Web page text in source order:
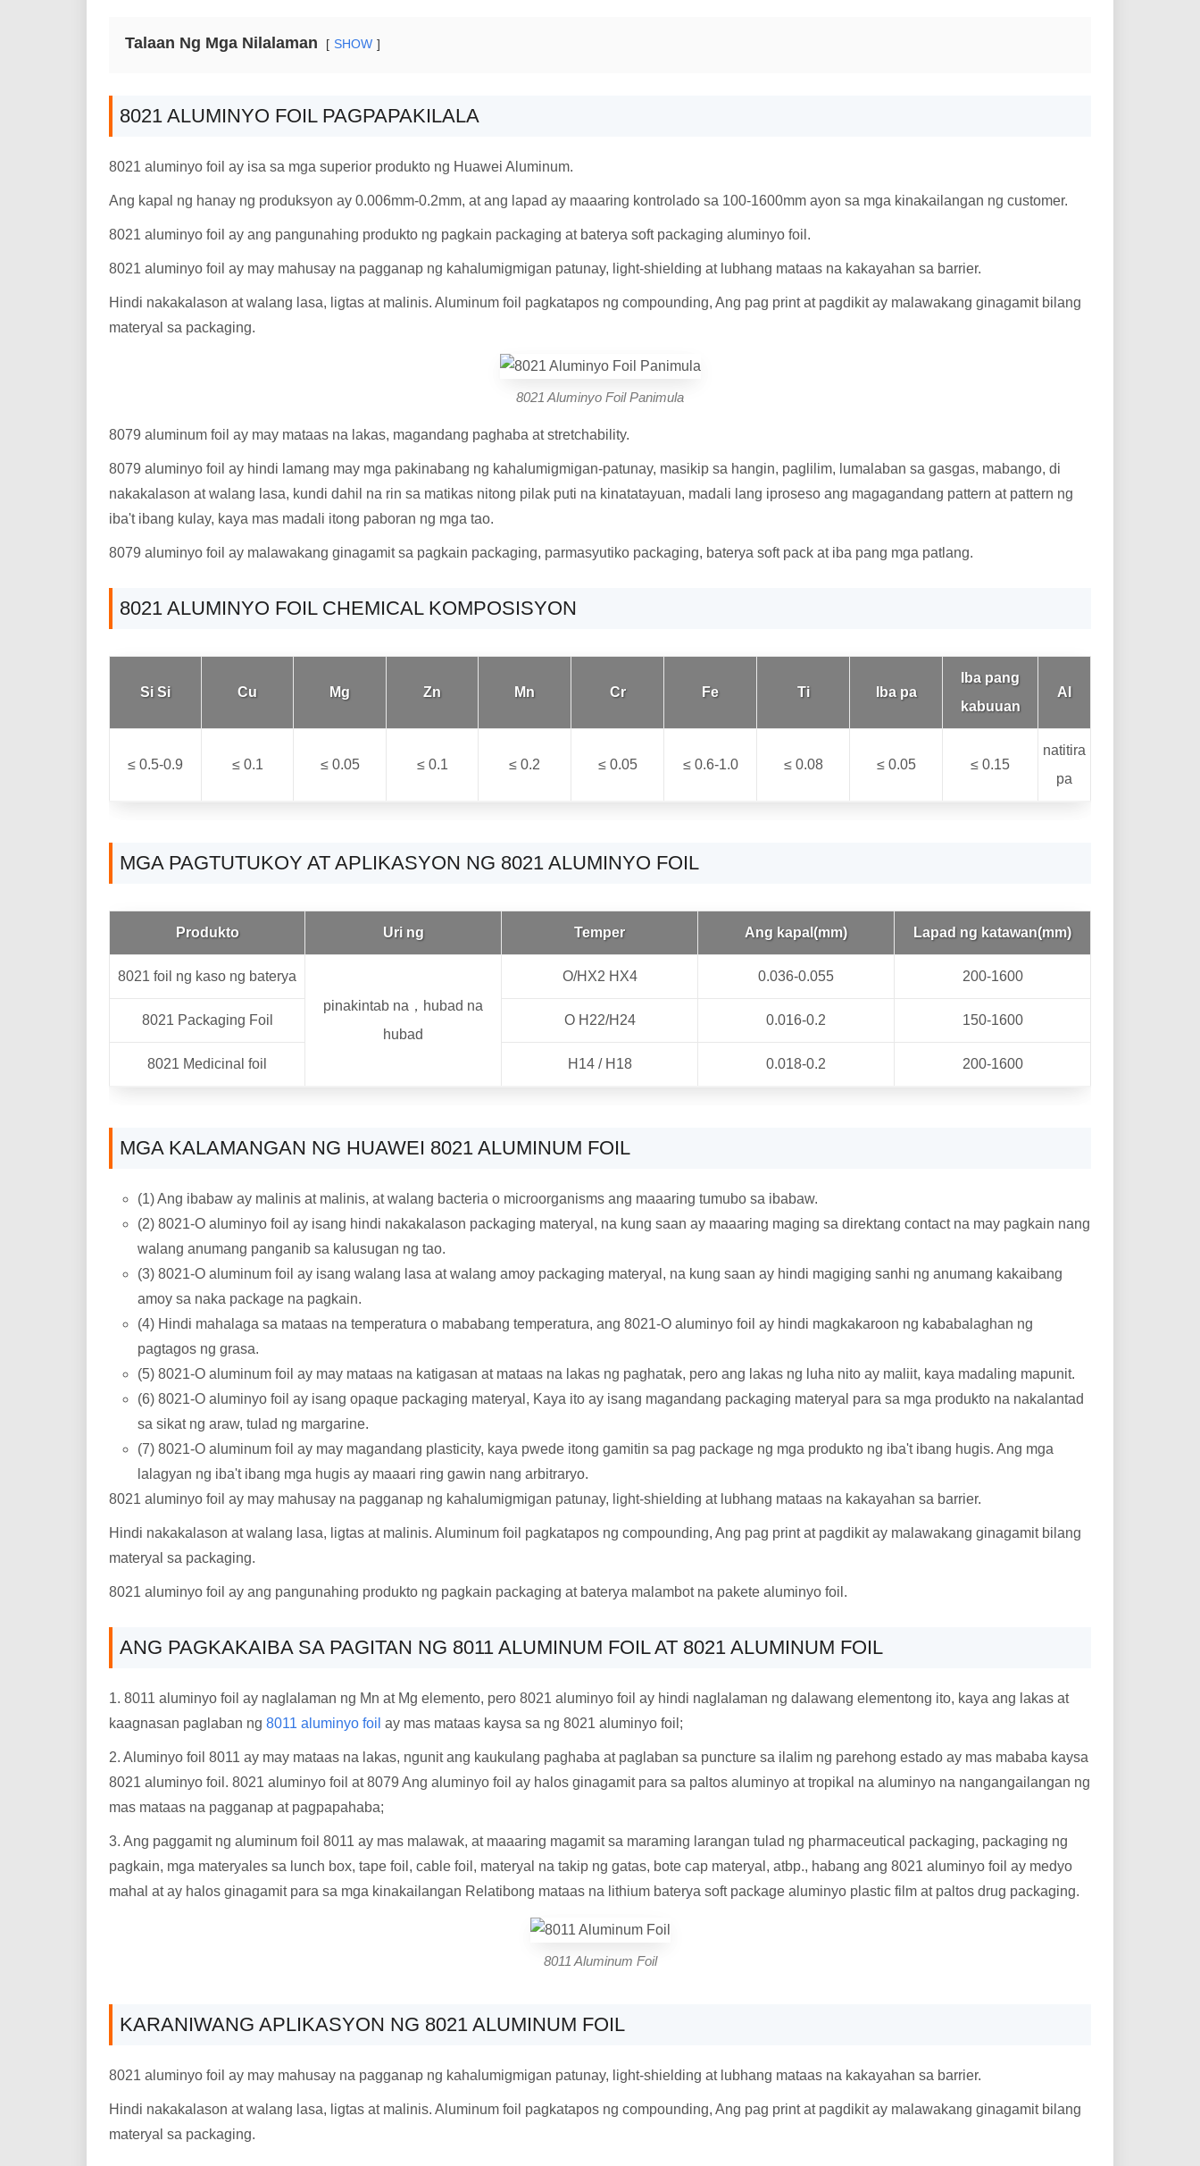
Talaan Ng Mga Nilalaman SHOW
8021 ALUMINYO FOIL PAGPAPAKILALA
8021 aluminyo foil ay isa sa mga superior produkto ng Huawei Aluminum.
Ang kapal ng hanay ng produksyon ay 0.006mm-0.2mm, at ang lapad ay maaaring kontrolado sa 100-1600mm ayon sa mga kinakailangan ng customer.
8021 aluminyo foil ay ang pangunahing produkto ng pagkain packaging at baterya soft packaging aluminyo foil.
8021 aluminyo foil ay may mahusay na pagganap ng kahalumigmigan patunay, light-shielding at lubhang mataas na kakayahan sa barrier.
Hindi nakakalason at walang lasa, ligtas at malinis. Aluminum foil pagkatapos ng compounding, Ang pag print at pagdikit ay malawakang ginagamit bilang
materyal sa packaging.
8021 Aluminyo Foil Panimula
8079 aluminum foil ay may mataas na lakas, magandang paghaba at stretchability.
8079 aluminyo foil ay hindi lamang may mga pakinabang ng kahalumigmigan-patunay, masikip sa hangin, paglilim, lumalaban sa gasgas, mabango, di
nakakalason at walang lasa, kundi dahil na rin sa matikas nitong pilak puti na kinatatayuan, madali lang iproseso ang magagandang pattern at pattern ng
iba't ibang kulay, kaya mas madali itong paboran ng mga tao.
8079 aluminyo foil ay malawakang ginagamit sa pagkain packaging, parmasyutiko packaging, baterya soft pack at iba pang mga patlang.
8021 ALUMINYO FOIL CHEMICAL KOMPOSISYON
Si Si Cu Mg Zn Mn Cr Fe Ti Iba pa
Iba pang
kabuuan
Al
≤ 0.5-0.9 ≤ 0.1 ≤ 0.05 ≤ 0.1 ≤ 0.2 ≤ 0.05 ≤ 0.6-1.0 ≤ 0.08 ≤ 0.05 ≤ 0.15
natitira
pa
MGA PAGTUTUKOY AT APLIKASYON NG 8021 ALUMINYO FOIL
Produkto Uri ng Temper Ang kapal(mm) Lapad ng katawan(mm)
8021 foil ng kaso ng baterya
pinakintab na，hubad na
hubad
O/HX2 HX4 0.036-0.055 200-1600
8021 Packaging Foil O H22/H24 0.016-0.2 150-1600
8021 Medicinal foil H14 / H18 0.018-0.2 200-1600
MGA KALAMANGAN NG HUAWEI 8021 ALUMINUM FOIL
(1) Ang ibabaw ay malinis at malinis, at walang bacteria o microorganisms ang maaaring tumubo sa ibabaw.
(2) 8021-O aluminyo foil ay isang hindi nakakalason packaging materyal, na kung saan ay maaaring maging sa direktang contact na may pagkain nang
walang anumang panganib sa kalusugan ng tao.
(3) 8021-O aluminum foil ay isang walang lasa at walang amoy packaging materyal, na kung saan ay hindi magiging sanhi ng anumang kakaibang
amoy sa naka package na pagkain.
(4) Hindi mahalaga sa mataas na temperatura o mababang temperatura, ang 8021-O aluminyo foil ay hindi magkakaroon ng kababalaghan ng
pagtagos ng grasa.
(5) 8021-O aluminum foil ay may mataas na katigasan at mataas na lakas ng paghatak, pero ang lakas ng luha nito ay maliit, kaya madaling mapunit.
(6) 8021-O aluminyo foil ay isang opaque packaging materyal, Kaya ito ay isang magandang packaging materyal para sa mga produkto na nakalantad
sa sikat ng araw, tulad ng margarine.
(7) 8021-O aluminum foil ay may magandang plasticity, kaya pwede itong gamitin sa pag package ng mga produkto ng iba't ibang hugis. Ang mga
lalagyan ng iba't ibang mga hugis ay maaari ring gawin nang arbitraryo.
8021 aluminyo foil ay may mahusay na pagganap ng kahalumigmigan patunay, light-shielding at lubhang mataas na kakayahan sa barrier.
Hindi nakakalason at walang lasa, ligtas at malinis. Aluminum foil pagkatapos ng compounding, Ang pag print at pagdikit ay malawakang ginagamit bilang
materyal sa packaging.
8021 aluminyo foil ay ang pangunahing produkto ng pagkain packaging at baterya malambot na pakete aluminyo foil.
ANG PAGKAKAIBA SA PAGITAN NG 8011 ALUMINUM FOIL AT 8021 ALUMINUM FOIL
1. 8011 aluminyo foil ay naglalaman ng Mn at Mg elemento, pero 8021 aluminyo foil ay hindi naglalaman ng dalawang elementong ito, kaya ang lakas at
kaagnasan paglaban ng 8011 aluminyo foil ay mas mataas kaysa sa ng 8021 aluminyo foil;
2. Aluminyo foil 8011 ay may mataas na lakas, ngunit ang kaukulang paghaba at paglaban sa puncture sa ilalim ng parehong estado ay mas mababa kaysa
8021 aluminyo foil. 8021 aluminyo foil at 8079 Ang aluminyo foil ay halos ginagamit para sa paltos aluminyo at tropikal na aluminyo na nangangailangan ng
mas mataas na pagganap at pagpapahaba;
3. Ang paggamit ng aluminum foil 8011 ay mas malawak, at maaaring magamit sa maraming larangan tulad ng pharmaceutical packaging, packaging ng
pagkain, mga materyales sa lunch box, tape foil, cable foil, materyal na takip ng gatas, bote cap materyal, atbp., habang ang 8021 aluminyo foil ay medyo
mahal at ay halos ginagamit para sa mga kinakailangan Relatibong mataas na lithium baterya soft package aluminyo plastic film at paltos drug packaging.
8011 Aluminum Foil
KARANIWANG APLIKASYON NG 8021 ALUMINUM FOIL
8021 aluminyo foil ay may mahusay na pagganap ng kahalumigmigan patunay, light-shielding at lubhang mataas na kakayahan sa barrier.
Hindi nakakalason at walang lasa, ligtas at malinis. Aluminum foil pagkatapos ng compounding, Ang pag print at pagdikit ay malawakang ginagamit bilang
materyal sa packaging.